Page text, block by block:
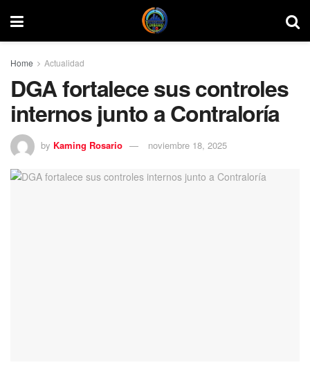
Home Actualidad
DGA fortalece sus controles
internos junto a Contraloría
by Kaming Rosario noviembre 18, 2025